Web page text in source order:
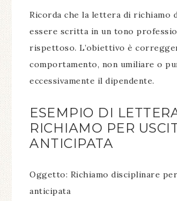
Ricorda che la lettera di richiamo
essere scritta in un tono
rispettoso. L’obiettivo è
comportamento, non umiliare o
eccessivamente il dipendente.
ESEMPIO DI
RICHIAMO PER
ANTICIPATA
Oggetto: Richiamo disciplinare
anticipata